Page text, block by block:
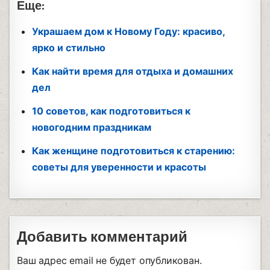
Еще:
Украшаем дом к Новому Году: красиво,
ярко и стильно
Как найти время для отдыха и домашних
дел
10 советов, как подготовиться к
новогодним праздникам
Как женщине подготовиться к старению:
советы для уверенности и красоты
Добавить комментарий
Ваш адрес email не будет опубликован.